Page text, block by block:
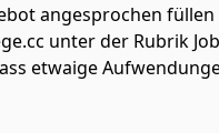
angesprochen
unter der Rubrik Jobs
etwaige